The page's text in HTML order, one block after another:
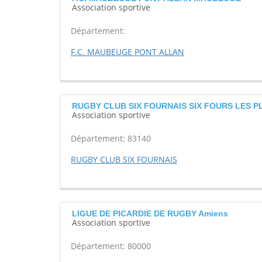
Association sportive
Département:
F.C. MAUBEUGE PONT ALLAN
RUGBY CLUB SIX FOURNAIS SIX FOURS LES
Association sportive
Département: 83140
RUGBY CLUB SIX FOURNAIS
LIGUE DE PICARDIE DE RUGBY Amiens
Association sportive
Département: 80000